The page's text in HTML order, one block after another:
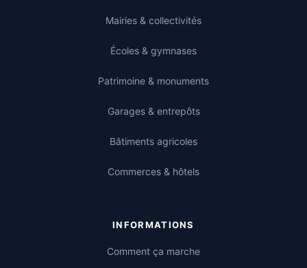
Mairies & collectivités
Écoles & gymnases
Patrimoine & monuments
Garages & entrepôts
Bâtiments agricoles
Commerces & hôtels
INFORMATIONS
Comment ça marche